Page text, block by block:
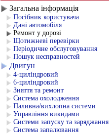
Загальна інформація
Посібник користувача
Дані автомобіля
Ремонт у дорозі
Щотижневі перевірки
Періодичне обслуговування
Пошук несправностей
Двигун
4-циліндровий
6-циліндровий
Зняття та ремонт
Система охолодження
Паливна/вихлопна системи
Управління викидами
Системи запуску та заряджання
Система запалювання